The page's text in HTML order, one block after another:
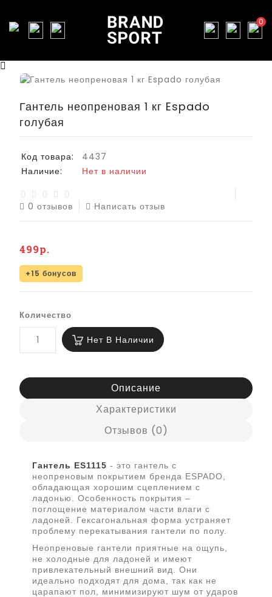
0
Гантель неопреновая 1 кг Espado
голубая
Код товара:
4437
Наличие:
Нет в наличии
0 отзывов Написать отзыв
499р.
+15 бонусов
Количество
Нет В Наличии
Описание
Характеристики
Отзывов (0)
Гантель ES1115 - это гантель с
неопреновым покрытием бренда ESPADO,
обладающая хорошим сцеплением с
ладонью. Особенность покрытия –
поглощение материалом части влаги с
ладоней. Гексагональная форма устраняет
проблему перекатывания гантели по полу.
Неопреновые гантели приятные на ощупь,
не холодные для ладоней и имеют
привлекательный внешний вид. Они
идеально подходят для дома, так как не
царапают пол, минимизируют шум от ударов